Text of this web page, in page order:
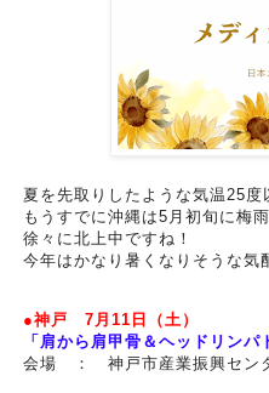
夏を先取りしたような気温25度
もうすでに沖縄は5月初旬に梅
徐々に北上中ですね！
今年はかなり暑くなりそうな気
●神戸 7月11日（土）
「肩から肩甲骨＆ヘッドリンパ
会場 ： 神戸市産業振興セン